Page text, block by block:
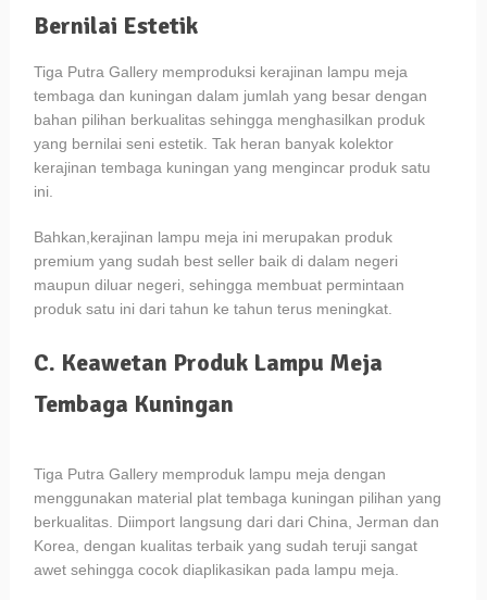
Bernilai Estetik
Tiga Putra Gallery memproduksi kerajinan lampu meja
tembaga dan kuningan dalam jumlah yang besar dengan
bahan pilihan berkualitas sehingga menghasilkan produk
yang bernilai seni estetik. Tak heran banyak kolektor
kerajinan tembaga kuningan yang mengincar produk satu
ini.
Bahkan,kerajinan lampu meja ini merupakan produk
premium yang sudah best seller baik di dalam negeri
maupun diluar negeri, sehingga membuat permintaan
produk satu ini dari tahun ke tahun terus meningkat.
C. Keawetan Produk Lampu Meja
Tembaga Kuningan
Tiga Putra Gallery memproduk lampu meja dengan
menggunakan material plat tembaga kuningan pilihan yang
berkualitas. Diimport langsung dari dari China, Jerman dan
Korea, dengan kualitas terbaik yang sudah teruji sangat
awet sehingga cocok diaplikasikan pada lampu meja.